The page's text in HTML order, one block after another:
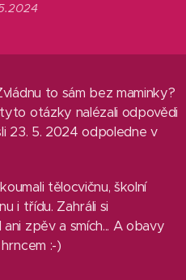
to sám bez maminky?
otázky nalézali odpovědi
23. 5. 2024 odpoledne v
tělocvičnu, školní
i třídu. Zahráli si
zpěv a smích... A obavy
:-)